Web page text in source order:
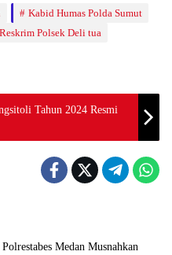
Kabid Humas Polda Sumut
Polsek Deli tua
Tahun 2024 Resmi
Polrestabes Medan Musnahkan